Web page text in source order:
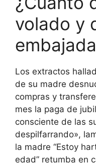
volado y
Los extractos
de su madre
compras y
mes la paga de
consciente de las
despilfarrando»,
la madre “Estoy
edad” retumba en